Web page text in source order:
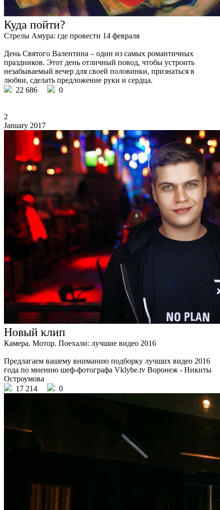
Куда пойти?
Стрелы Амура: где провести 14 февраля
День Святого Валентина – один из самых романтичных
праздников. Этот день отличный повод, чтобы устроить
незабываемый вечер для своей половинки, признаться в
любви, сделать предложение руки и сердца.
22 686
0
2
January 2017
Новый клип
Камера. Мотор. Поехали: лучшие видео 2016
Предлагаем вашему вниманию подборку лучших видео 2016
года по мнению шеф-фотографа Vklybe.tv Воронеж - Никиты
Остроумова
17 214
0